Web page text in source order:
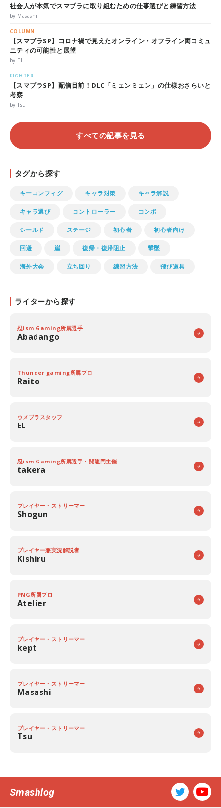
社会人が本気でスマブラに取り組むための仕事選びと練習方法
by Masashi
COLUMN
【スマブラSP】コロナ禍で見えたオンライン・オフライン両コミュ
ニティの可能性と展望
by EL
FIGHTER
【スマブラSP】配信目前！DLC「ミェンミェン」の仕様おさらいと
考察
by Tsu
すべての記事を見る
タグから探す
キーコンフィグ キャラ対策 キャラ解説
キャラ選び コントローラー コンボ
シールド ステージ 初心者 初心者向け
回避 崖 復帰・復帰阻止 撃墜
海外大会 立ち回り 練習方法 飛び道具
ライターから探す
忍ism Gaming所属選手
Abadango
Thunder gaming所属プロ
Raito
ウメブラスタッフ
EL
忍ism Gaming所属選手・闘龍門主催
takera
プレイヤー・ストリーマー
Shogun
プレイヤー兼実況解説者
Kishiru
PNG所属プロ
Atelier
プレイヤー・ストリーマー
kept
プレイヤー・ストリーマー
Masashi
プレイヤー・ストリーマー
Tsu
Smashlog